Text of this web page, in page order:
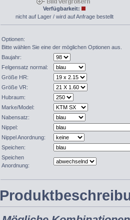
Verfügbarkeit:
nicht auf Lager / wird auf Anfrage bestellt
Optionen:
Bitte wählen Sie eine der möglichen Optionen aus.
Baujahr:
Felgensatz normal:
Größe HR:
Größe VR:
Hubraum:
Marke/Model:
Nabensatz:
Nippel:
Nippel Anordnung:
Speichen:
Speichen
Anordnung: